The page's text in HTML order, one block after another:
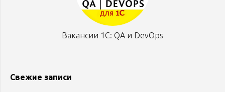
Вакансии 1С: QA и DevOps
Свежие записи